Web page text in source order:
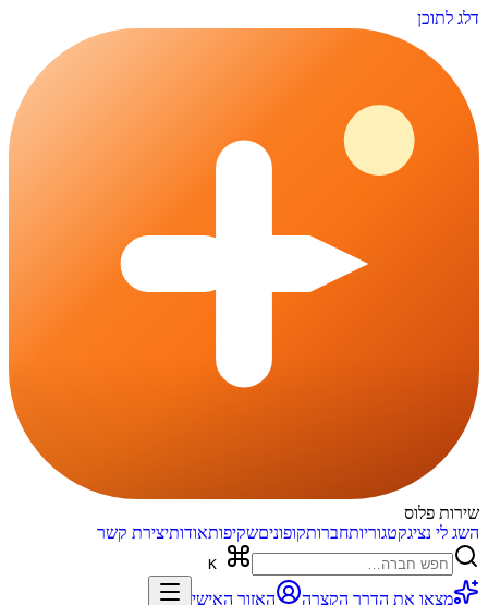
דלג לתוכן
שירות פלוס
השג לי נציגקטגוריותחברותקופוניםשקיפותאודותיצירת קשר
מצאו את הדרך הקצרה האזור האישי